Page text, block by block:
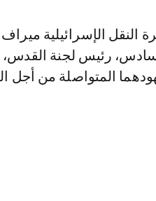
النقل الإسرائيلية
رئيس لجنة القدس،
المتواصلة من أجل